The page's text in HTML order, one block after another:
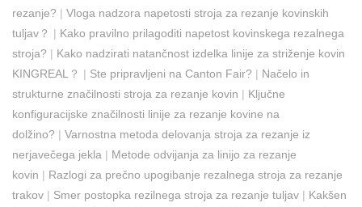
rezanje? | Vloga nadzora napetosti stroja za rezanje kovinskih
tuljav？ | Kako pravilno prilagoditi napetost kovinskega rezalnega
stroja? | Kako nadzirati natančnost izdelka linije za striženje kovin
KINGREAL？ | Ste pripravljeni na Canton Fair? | Načelo in
strukturne značilnosti stroja za rezanje kovin | Ključne
konfiguracijske značilnosti linije za rezanje kovine na
dolžino? | Varnostna metoda delovanja stroja za rezanje iz
nerjavečega jekla | Metode odvijanja za linijo za rezanje
kovin | Razlogi za prečno upogibanje rezalnega stroja za rezanje
trakov | Smer postopka rezilnega stroja za rezanje tuljav | Kakšen